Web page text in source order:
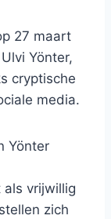
27 maart
Yönter,
cryptische
media.
Yönter
vrijwillig
zich